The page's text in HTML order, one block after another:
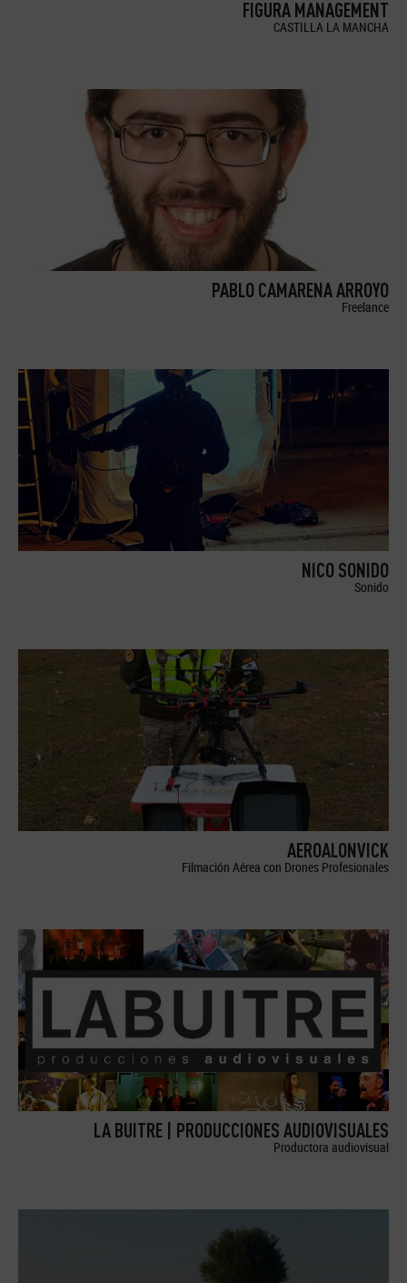
FIGURA MANAGEMENT
CASTILLA LA MANCHA
PABLO CAMARENA ARROYO
Freelance
NICO SONIDO
Sonido
AEROALONVICK
Filmación Aérea con Drones Profesionales
LA BUITRE | PRODUCCIONES AUDIOVISUALES
Productora audiovisual